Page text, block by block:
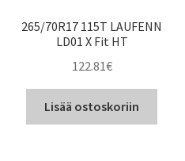
265/70R17 115T LAUFENN
LD01 X Fit HT
122.81€
Lisää ostoskoriin